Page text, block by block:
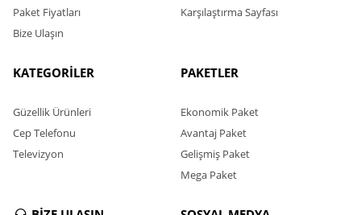
Paket Fiyatları
Bize Ulaşın
Karşılaştırma Sayfası
KATEGORİLER
Güzellik Ürünleri
Cep Telefonu
Televizyon
PAKETLER
Ekonomik Paket
Avantaj Paket
Gelişmiş Paket
Mega Paket